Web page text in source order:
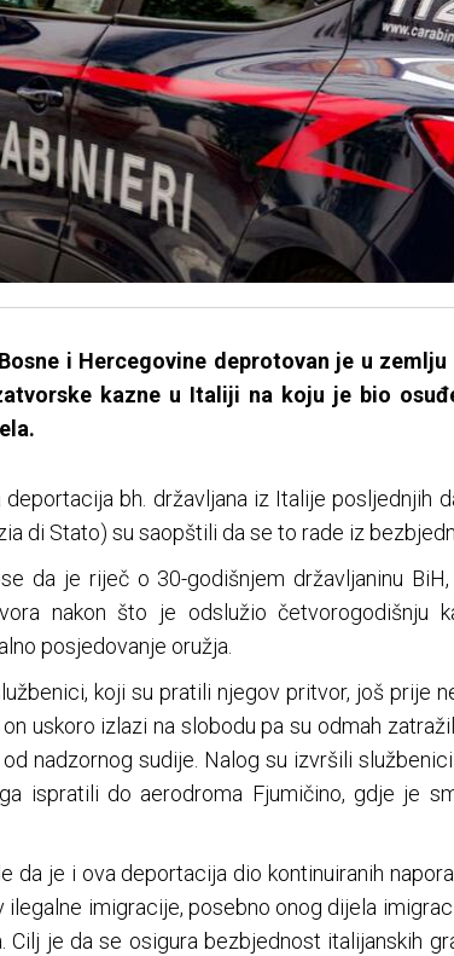
i Hercegovine deprotovan je u
kazne u Italiji na koju je bio
deportacija bh. državljana iz Italije posljednjih
di Stato) su saopštili da se to rade iz
da je riječ o 30-godišnjem državljaninu
nakon što je odslužio četvorogodišnju
posjedovanje oružja.
koji su pratili njegov pritvor, još prije
uskoro izlazi na slobodu pa su odmah
nadzornog sudije. Nalog su izvršili
ispratili do aerodroma Fjumičino, gdje je
da je i ova deportacija dio kontinuiranih
ilegalne imigracije, posebno onog dijela
Cilj je da se osigura bezbjednost italijanskih